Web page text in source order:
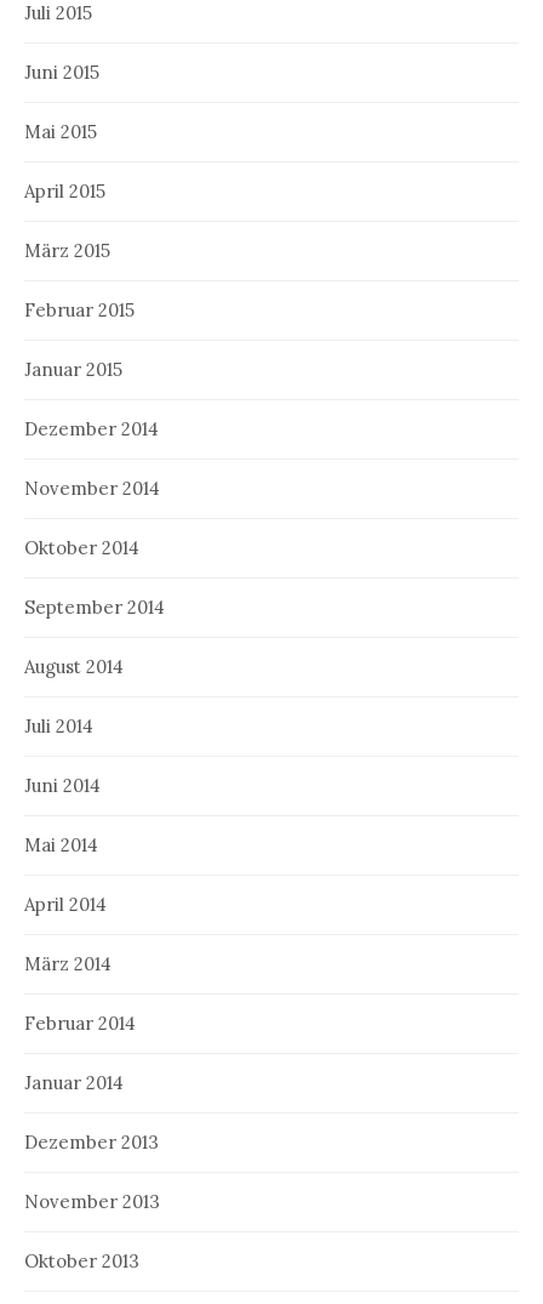
Juli 2015
Juni 2015
Mai 2015
April 2015
März 2015
Februar 2015
Januar 2015
Dezember 2014
November 2014
Oktober 2014
September 2014
August 2014
Juli 2014
Juni 2014
Mai 2014
April 2014
März 2014
Februar 2014
Januar 2014
Dezember 2013
November 2013
Oktober 2013